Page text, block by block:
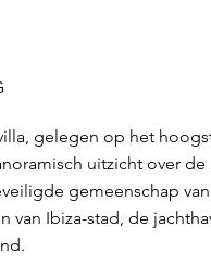
gelegen op het
uitzicht over
gemeenschap
van Ibiza-stad, de